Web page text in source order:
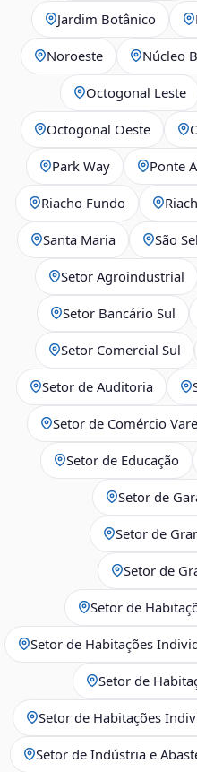
Jardim Botânico
Noroeste Núcleo
Octogonal Leste
Octogonal Oeste
Park Way Ponte
Riacho Fundo
Santa Maria São
Setor Agroindustrial
Setor Bancário Sul
Setor Comercial Sul
Setor de Auditoria
Setor de Comércio
Setor de Educação
Setor de
Setor de
Setor de
Setor de
Setor de Habitações
Setor de
Setor de Habitações
Setor de Indústria e